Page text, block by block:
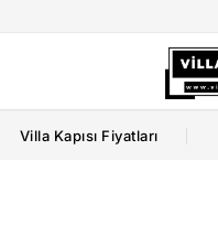
Villa Kapısı Fiyatları